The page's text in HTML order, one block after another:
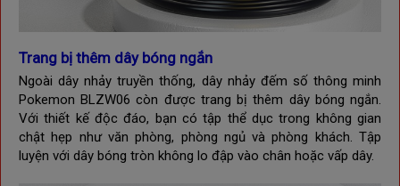
Trang bị thêm dây bóng ngắn
Ngoài dây nhảy truyền thống, dây nhảy đếm số thông minh
Pokemon BLZW06 còn được trang bị thêm dây bóng ngắn.
Với thiết kế độc đáo, bạn có tập thể dục trong không gian
chật hẹp như văn phòng, phòng ngủ và phòng khách. Tập
luyện với dây bóng tròn không lo đập vào chân hoặc vấp dây.